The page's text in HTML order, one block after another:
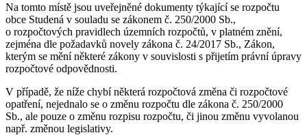
Na tomto místě jsou uveřejněné dokumenty týkající se rozpočtu
obce Studená v souladu se zákonem č. 250/2000 Sb.,
o rozpočtových pravidlech územních rozpočtů, v platném znění,
zejména dle požadavků novely zákona č. 24/2017 Sb., Zákon,
kterým se mění některé zákony v souvislosti s přijetím právní úpravy
rozpočtové odpovědnosti.
V případě, že níže chybí některá rozpočtová změna či rozpočtové
opatření, nejednalo se o změnu rozpočtu dle zákona č. 250/2000
Sb., ale pouze o změnu rozpisu rozpočtu, či jinou změnu vyvolanou
např. změnou legislativy.